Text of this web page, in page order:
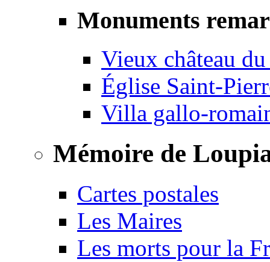
Monuments
Vieux château
Église Saint-
Villa gallo-
Mémoire de
Cartes postales
Les Maires
Les morts pour la